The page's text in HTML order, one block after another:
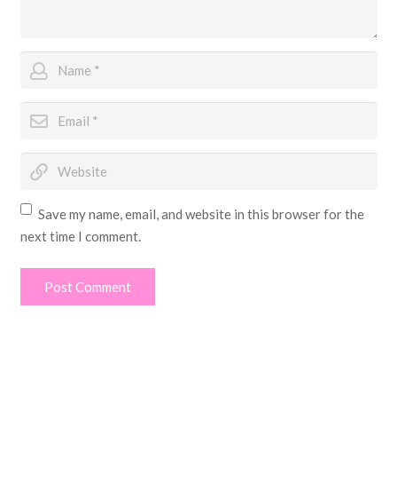
Save my name, email, and website in this browser for the
next time I comment.
Post Comment